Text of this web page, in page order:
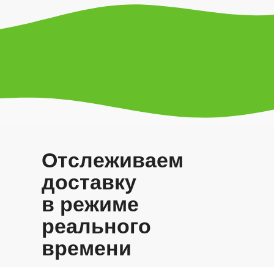
Отслеживаем
доставку
в режиме
реального
времени